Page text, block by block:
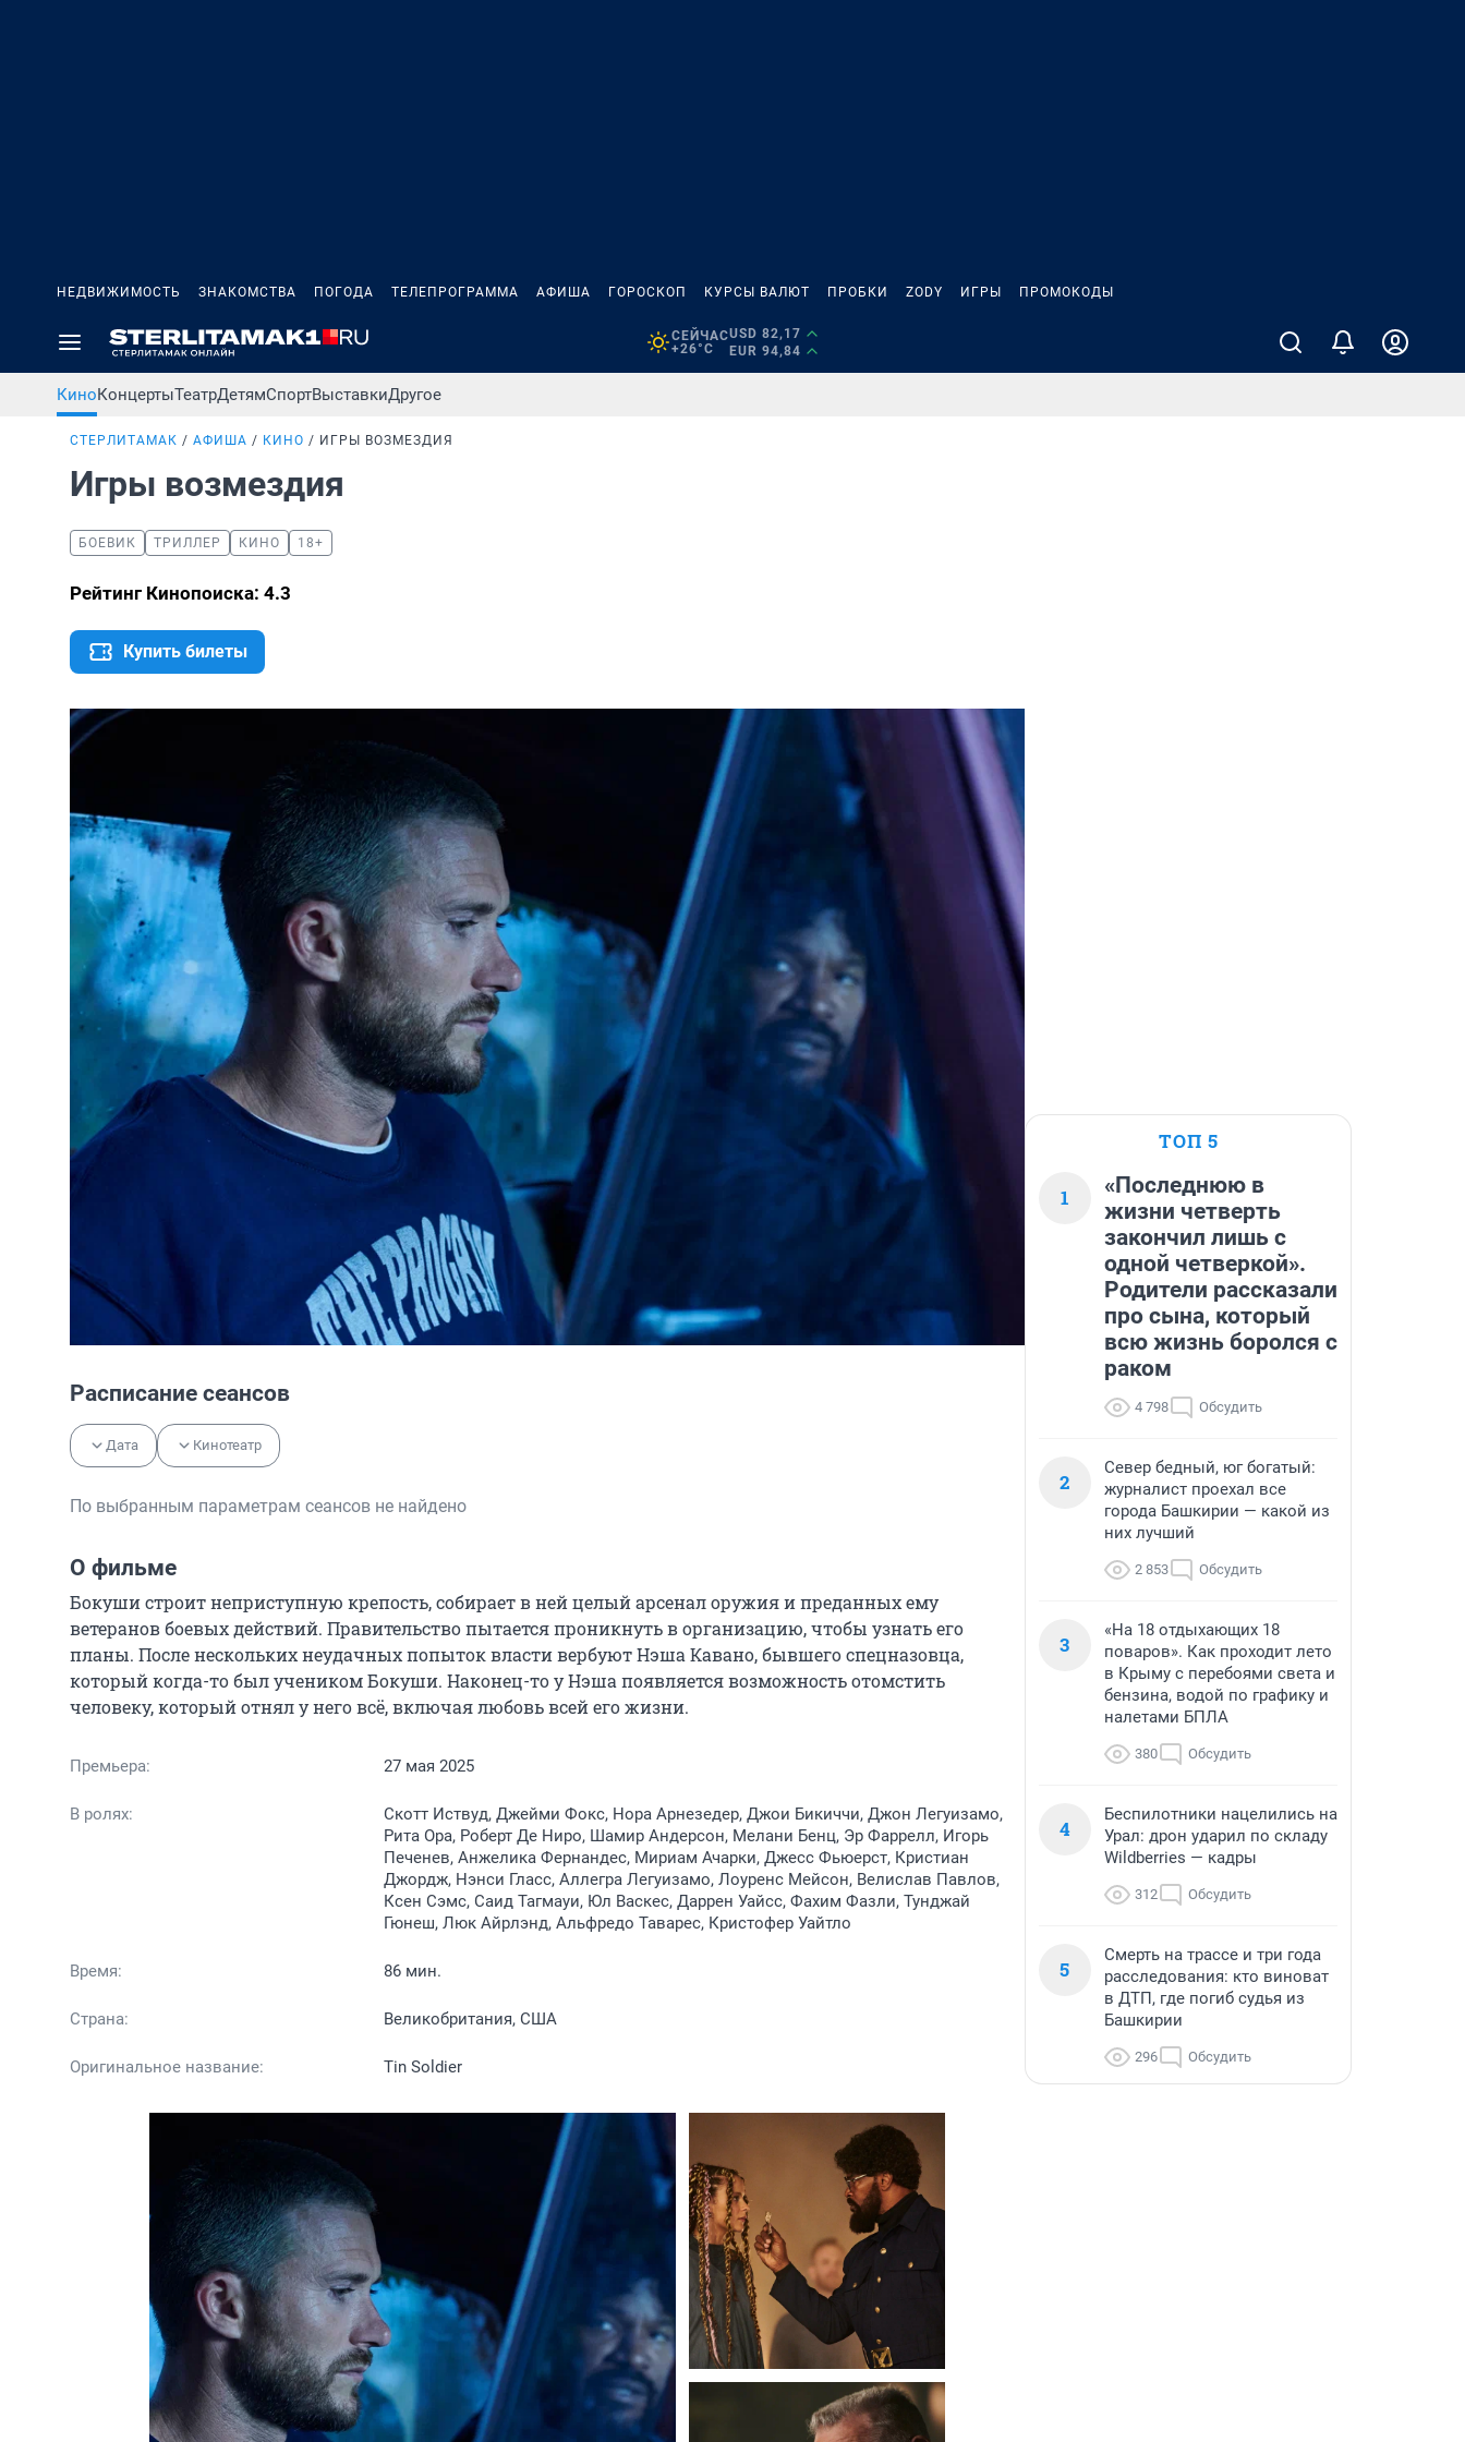
НЕДВИЖИМОСТЬ ЗНАКОМСТВА ПОГОДА ТЕЛЕПРОГРАММА АФИША ГОРОСКОП КУРСЫ ВАЛЮТ ПРОБКИ ZODY ИГРЫ ПРОМОКОДЫ
СЕЙЧАС
+26°C
USD 82,17
EUR 94,84
КиноКонцертыТеатрДетямСпортВыставкиДругое
СТЕРЛИТАМАК АФИША КИНО ИГРЫ ВОЗМЕЗДИЯ
Игры возмездия
БОЕВИК ТРИЛЛЕР КИНО 18+
Рейтинг Кинопоиска: 4.3
Купить билеты
Расписание сеансов
Дата Кинотеатр
По выбранным параметрам сеансов не найдено
О фильме
Бокуши строит неприступную крепость, собирает в ней целый арсенал оружия и преданных ему
ветеранов боевых действий. Правительство пытается проникнуть в организацию, чтобы узнать его
планы. После нескольких неудачных попыток власти вербуют Нэша Кавано, бывшего спецназовца,
который когда-то был учеником Бокуши. Наконец-то у Нэша появляется возможность отомстить
человеку, который отнял у него всё, включая любовь всей его жизни.
Премьера: 27 мая 2025
В ролях:
Скотт Иствуд, Джейми Фокс, Нора Арнезедер, Джои Бикиччи, Джон Легуизамо,
Рита Ора, Роберт Де Ниро, Шамир Андерсон, Мелани Бенц, Эр Фаррелл, Игорь
Печенев, Анжелика Фернандес, Мириам Ачарки, Джесс Фьюерст, Кристиан
Джордж, Нэнси Гласс, Аллегра Легуизамо, Лоуренс Мейсон, Велислав Павлов,
Ксен Сэмс, Саид Тагмауи, Юл Васкес, Даррен Уайсс, Фахим Фазли, Тунджай
Гюнеш, Люк Айрлэнд, Альфредо Таварес, Кристофер Уайтло
Время: 86 мин.
Страна: Великобритания, США
Оригинальное название: Tin Soldier
ТОП 5
1
«Последнюю в
жизни четверть
закончил лишь с
одной четверкой».
Родители рассказали
про сына, который
всю жизнь боролся с
раком
4 798 Обсудить
2
Север бедный, юг богатый:
журналист проехал все
города Башкирии — какой из
них лучший
2 853 Обсудить
3
«На 18 отдыхающих 18
поваров». Как проходит лето
в Крыму с перебоями света и
бензина, водой по графику и
налетами БПЛА
380 Обсудить
4
Беспилотники нацелились на
Урал: дрон ударил по складу
Wildberries — кадры
312 Обсудить
5
Смерть на трассе и три года
расследования: кто виноват
в ДТП, где погиб судья из
Башкирии
296 Обсудить